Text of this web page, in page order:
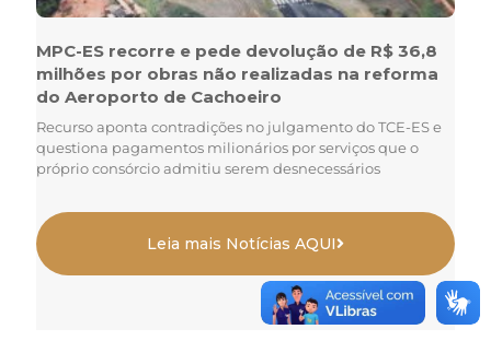
MPC-ES recorre e pede devolução de R$ 36,8
milhões por obras não realizadas na reforma
do Aeroporto de Cachoeiro
Recurso aponta contradições no julgamento do TCE-ES e
questiona pagamentos milionários por serviços que o
próprio consórcio admitiu serem desnecessários
Leia mais Notícias AQUI